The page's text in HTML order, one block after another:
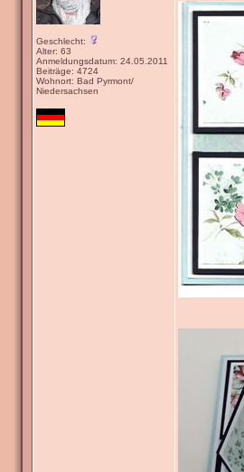
Geschlecht:
Alter: 63
Anmeldungsdatum: 24.05.2011
Beiträge: 4724
Wohnort: Bad Pyrmont/
Niedersachsen